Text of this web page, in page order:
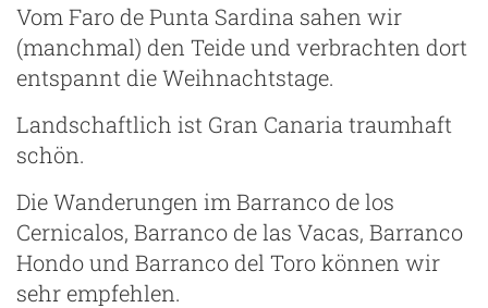
Vom Faro de Punta Sardina sahen wir
(manchmal) den Teide und verbrachten dort
entspannt die Weihnachtstage.
Landschaftlich ist Gran Canaria traumhaft
schön.
Die Wanderungen im Barranco de los
Cernicalos, Barranco de las Vacas, Barranco
Hondo und Barranco del Toro können wir
sehr empfehlen.